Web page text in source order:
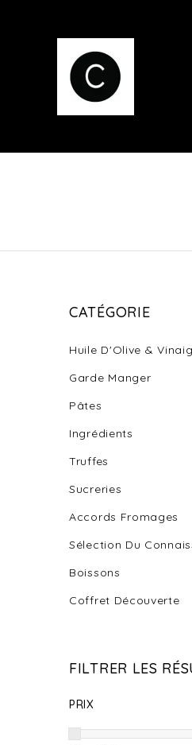
CATÉGORIE
Huile D'Olive &
Garde Manger
Pâtes
Ingrédients
Truffes
Sucreries
Accords Fromages
Sélection Du
Boissons
Coffret Découverte
FILTRER LES
PRIX